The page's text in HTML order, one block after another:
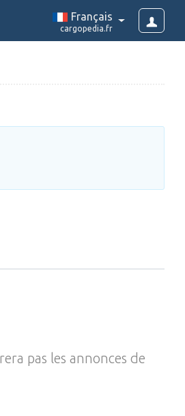
Français
cargopedia.fr
pas les annonces de